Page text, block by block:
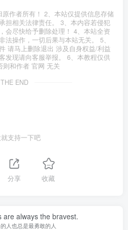
作者所有！ 2、本站仅提供信息存储
担相关法律责任。 3、本内容若侵犯
会尽快给予删除处理！ 4、本站全资
操作，一切后果与本站无关。 5、
请马上删除退出 涉及自身权益/利益
发现请向客服举报。 6、本教程仅供
则和作者 官网 无关
THE END
支持一下吧
分享 收藏
are always the bravest.
人也总是最勇敢的人